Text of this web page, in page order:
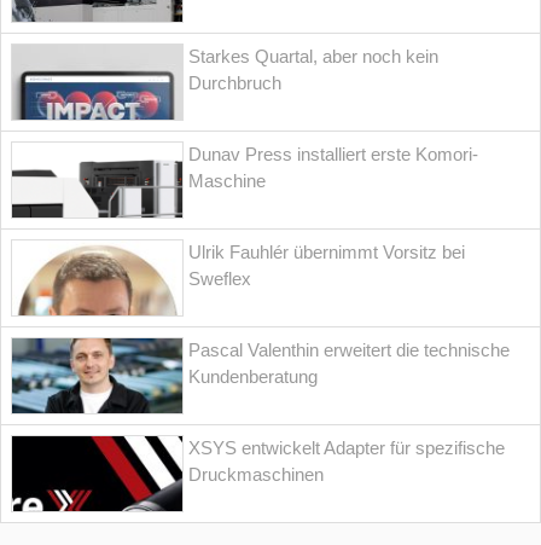
Starkes Quartal, aber noch kein
Durchbruch
Dunav Press installiert erste Komori-
Maschine
Ulrik Fauhlér übernimmt Vorsitz bei
Sweflex
Pascal Valenthin erweitert die technische
Kundenberatung
XSYS entwickelt Adapter für spezifische
Druckmaschinen